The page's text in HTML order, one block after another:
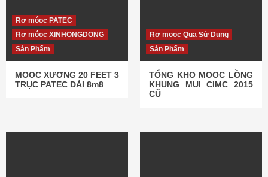
Rơ móoc PATEC
Rơ móoc XINHONGDONG
Sản Phẩm
MOOC XƯƠNG 20 FEET 3
TRỤC PATEC DÀI 8m8
Rơ mooc Qua Sử Dụng
Sản Phẩm
TỔNG KHO MOOC LỒNG
KHUNG MUI CIMC 2015
CŨ